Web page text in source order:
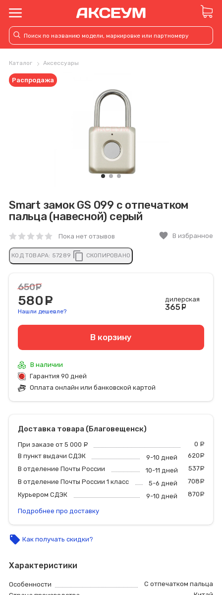
Каталог Аксессуары
Smart замок GS 099 с отпечатком
пальца (навесной) серый
Пока нет отзывов favorite В избранное
КОД ТОВАРА: 57289 content_copy СКОПИРОВАНО
Распродажа
650
580
Нашли дешевле?
дилерская
365
В корзину
В наличии
Гарантия 90 дней
Оплата онлайн или банковской картой
Доставка товара (Благовещенск)
При заказе от 5 000 0
В пункт выдачи СДЭК
9-10 дней 620
В отделение Почты России
10-11 дней 537
В отделение Почты России 1 класс
5-6 дней 708
Курьером СДЭК
9-10 дней 870
Подробнее про доставку
local_offer Как получать скидки?
Характеристики
Особенности
С отпечатком пальца